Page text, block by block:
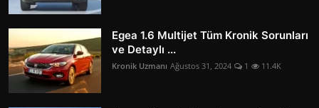
Egea 1.6 Multijet Tüm Kronik Sorunları
ve Detaylı ...
Kronik Uzmanı Ağustos 31, 2024 1 11.4K